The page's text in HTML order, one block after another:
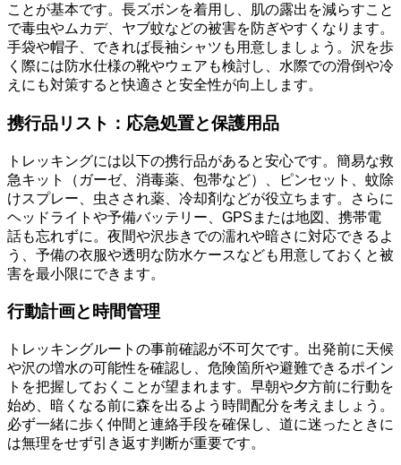
ことが基本です。長ズボンを着用し、肌の露出を減らすこと
で毒虫やムカデ、ヤブ蚊などの被害を防ぎやすくなります。
手袋や帽子、できれば長袖シャツも用意しましょう。沢を歩
く際には防水仕様の靴やウェアも検討し、水際での滑倒や冷
えにも対策すると快適さと安全性が向上します。
携行品リスト：応急処置と保護用品
トレッキングには以下の携行品があると安心です。簡易な救
急キット（ガーゼ、消毒薬、包帯など）、ピンセット、蚊除
けスプレー、虫さされ薬、冷却剤などが役立ちます。さらに
ヘッドライトや予備バッテリー、GPSまたは地図、携帯電
話も忘れずに。夜間や沢歩きでの濡れや暗さに対応できるよ
う、予備の衣服や透明な防水ケースなども用意しておくと被
害を最小限にできます。
行動計画と時間管理
トレッキングルートの事前確認が不可欠です。出発前に天候
や沢の増水の可能性を確認し、危険箇所や避難できるポイン
トを把握しておくことが望まれます。早朝や夕方前に行動を
始め、暗くなる前に森を出るよう時間配分を考えましょう。
必ず一緒に歩く仲間と連絡手段を確保し、道に迷ったときに
は無理をせず引き返す判断が重要です。